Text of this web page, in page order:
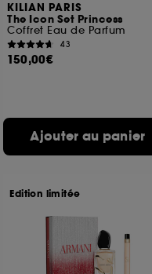
KILIAN PARIS
The Icon Set Princess
Coffret Eau de Parfum
43
150,00€
Ajouter au panier
Edition limitée